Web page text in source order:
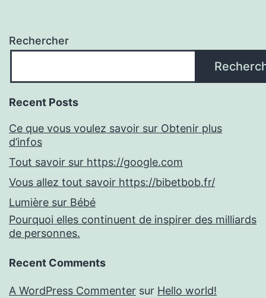
Rechercher
Recent Posts
Ce que vous voulez savoir sur Obtenir plus
d’infos
Tout savoir sur https://google.com
Vous allez tout savoir https://bibetbob.fr/
Lumière sur Bébé
Pourquoi elles continuent de inspirer des milliards
de personnes.
Recent Comments
A WordPress Commenter sur Hello world!